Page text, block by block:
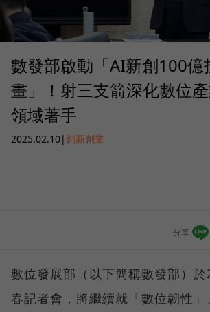
數發部啟動「AI新創100億
畫」！射三支箭深化數位
領域著手
2025.02.10|創新創業
分享
數位發展部（以下簡稱數發部）
春記者會，將繼續就「數位韌性